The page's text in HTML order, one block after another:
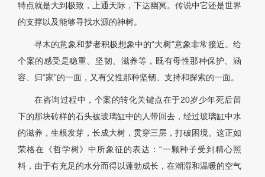
特点就是大到极致，上通天际，下达幽冥。传说中它还是世界
的支撑以及能够寻找水源的神树。
寻木的意象和梦者积极想象中的“大树”意象非常接近。给
个案的感受是稳重、坚韧、滋养等，既有母性那种保护、涵
容、归“家”的一面，又有父性那种坚韧、支持和探索的一面。
在咨询过程中，个案的转化关键点在于20岁少年死后留
下的那块砖样的石头被玻璃缸中的人带回去，经过玻璃缸中水
的滋养，生根发芽，长成大树，贯穿三层，打破困境。这正如
荣格在《哲学树》中所象征的表达：“一颗种子受到精心照
料，由于有充足的水分而得以蓬勃成长，在潮湿和温暖的空气